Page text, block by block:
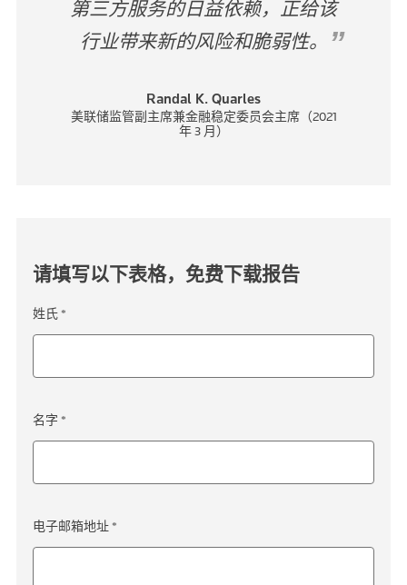
第三方服务的日益依赖，正给该
行业带来新的风险和脆弱性。
Randal K. Quarles
美联储监管副主席兼金融稳定委员会主席（2021
年 3 月）
请填写以下表格，免费下载报告
姓氏 *
名字 *
电子邮箱地址 *